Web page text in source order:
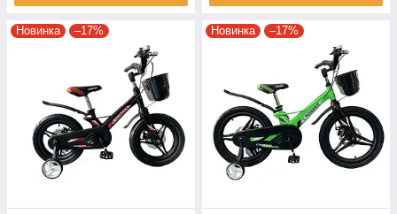
Новинка –17% Новинка –17%